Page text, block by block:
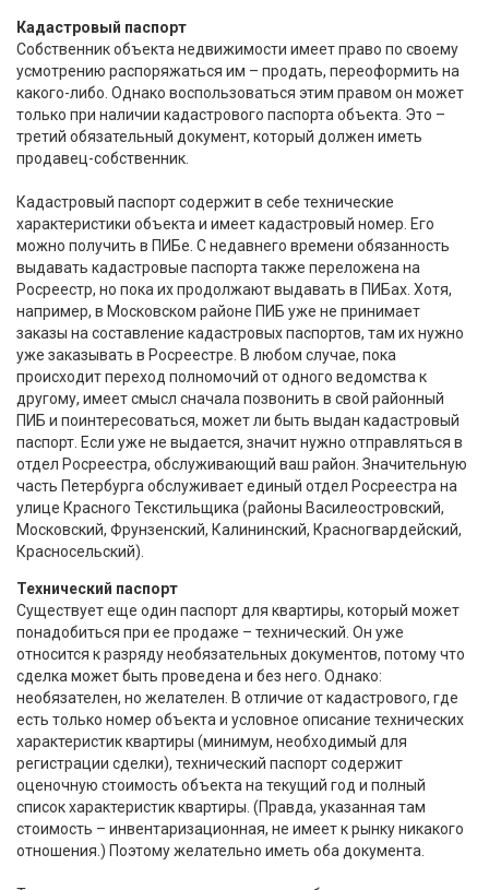
Кадастровый паспорт
Собственник объекта недвижимости имеет право по своему
усмотрению распоряжаться им – продать, переоформить на
какого-либо. Однако воспользоваться этим правом он может
только при наличии кадастрового паспорта объекта. Это –
третий обязательный документ, который должен иметь
продавец-собственник.
Кадастровый паспорт содержит в себе технические
характеристики объекта и имеет кадастровый номер. Его
можно получить в ПИБе. С недавнего времени обязанность
выдавать кадастровые паспорта также переложена на
Росреестр, но пока их продолжают выдавать в ПИБах. Хотя,
например, в Московском районе ПИБ уже не принимает
заказы на составление кадастровых паспортов, там их нужно
уже заказывать в Росреестре. В любом случае, пока
происходит переход полномочий от одного ведомства к
другому, имеет смысл сначала позвонить в свой районный
ПИБ и поинтересоваться, может ли быть выдан кадастровый
паспорт. Если уже не выдается, значит нужно отправляться в
отдел Росреестра, обслуживающий ваш район. Значительную
часть Петербурга обслуживает единый отдел Росреестра на
улице Красного Текстильщика (районы Василеостровский,
Московский, Фрунзенский, Калининский, Красногвардейский,
Красносельский).
Технический паспорт
Существует еще один паспорт для квартиры, который может
понадобиться при ее продаже – технический. Он уже
относится к разряду необязательных документов, потому что
сделка может быть проведена и без него. Однако:
необязателен, но желателен. В отличие от кадастрового, где
есть только номер объекта и условное описание технических
характеристик квартиры (минимум, необходимый для
регистрации сделки), технический паспорт содержит
оценочную стоимость объекта на текущий год и полный
список характеристик квартиры. (Правда, указанная там
стоимость – инвентаризационная, не имеет к рынку никакого
отношения.) Поэтому желательно иметь оба документа.